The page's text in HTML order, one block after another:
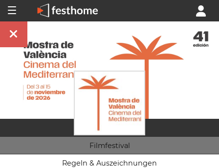
Filmfestival
Regeln & Auszeichnungen